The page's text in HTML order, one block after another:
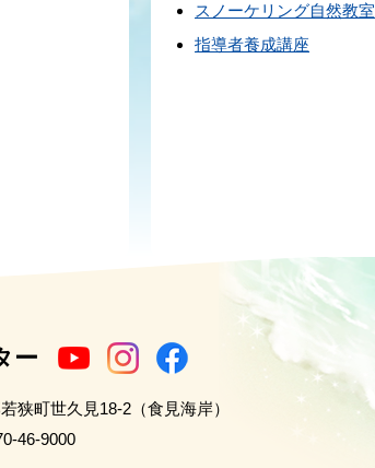
スノーケリング自然教室
指導者養成講座
ー
狭町世久見18-2（食見海岸）
46-9000